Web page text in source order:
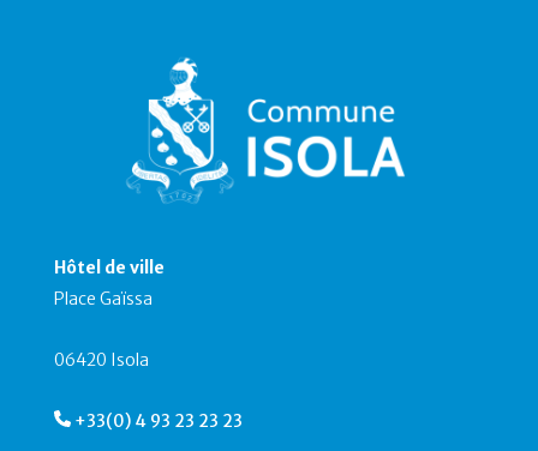
Hôtel de ville
Place Gaïssa
06420 Isola
+33(0) 4 93 23 23 23